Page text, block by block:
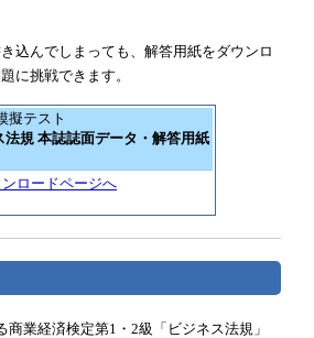
込んでしまっても、解答用紙をダウンロ
に挑戦できます。
擬テスト
規 本誌誌面データ・解答用紙
ロードページへ
商業経済検定第1・2級「ビジネス法規」